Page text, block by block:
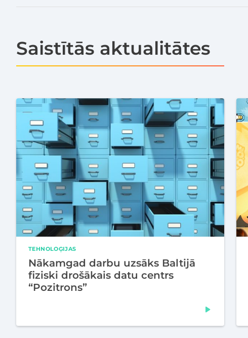
Saistītās aktualitātes
TEHNOLOĢIJAS
Nākamgad darbu uzsāks Baltijā
fiziski drošākais datu centrs
“Pozitrons”